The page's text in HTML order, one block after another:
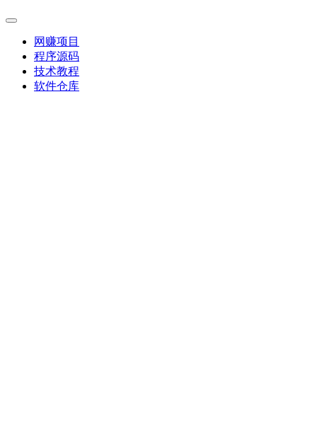
网赚项目
程序源码
技术教程
软件仓库